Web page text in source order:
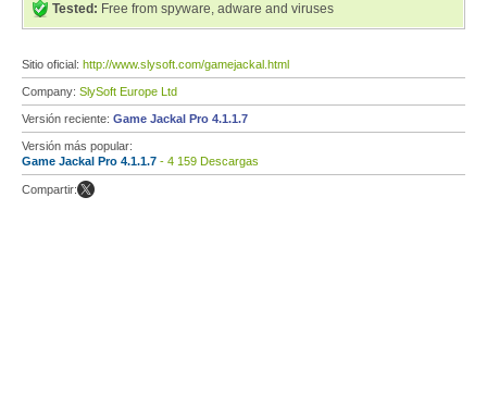
Tested: Free from spyware, adware and viruses
Sitio oficial: http://www.slysoft.com/gamejackal.html
Company: SlySoft Europe Ltd
Versión reciente: Game Jackal Pro 4.1.1.7
Versión más popular:
Game Jackal Pro 4.1.1.7 - 4 159 Descargas
Compartir: